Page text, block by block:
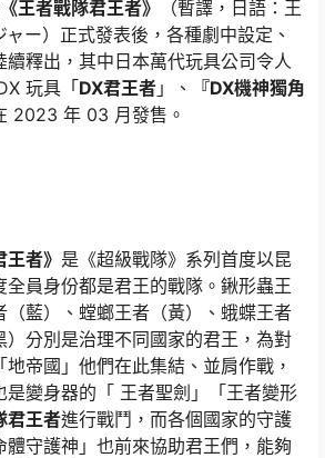
《王者戰隊君王者》
（暫譯，日語：王
ー）正式發表後，各種劇中設定、
續釋出，其中日本萬代玩具公司令人
玩具「DX君王者 」、
『DX機神獨角
2023 年 03 月發售。
王者》 是《超級戰隊》系列首度以昆
全員身份都是君王的戰隊。鍬形蟲王
（藍）、螳螂王者（黃）、蛾蝶王者
）分別是治理不同國家的君王，為對
帝國」他們在此集結、並肩作戰，
是變身器的「 王者聖劍」「王者變形
君王者進行戰鬥，而各個國家的守護
體守護神」也前來協助君王們，能夠